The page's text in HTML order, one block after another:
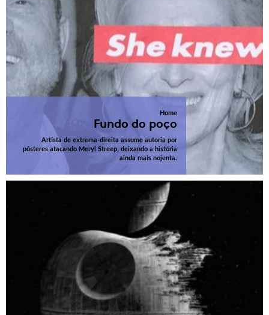
Home
Fundo do poço
Artista de extrema-direita assume autoria por
pôsteres atacando Meryl Streep, deixando a história
ainda mais nojenta.